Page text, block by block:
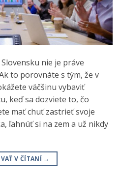
nie je práve
to porovnáte s tým, že v
väčšinu vybaviť
keď sa dozviete to, čo
mať chuť zastrieť svoje
ľahnúť si na zem a už nikdy
V ČÍTANÍ →